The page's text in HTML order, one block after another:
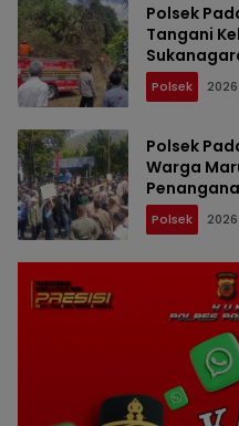
Polsek
Tangani
Polsek
Polsek
Warga
Polsek